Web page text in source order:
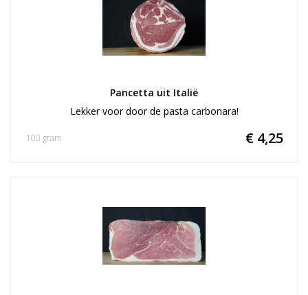
Pancetta uit Italië
Lekker voor door de pasta carbonara!
€ 4,25
100 gram